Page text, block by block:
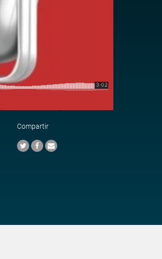
Compartir